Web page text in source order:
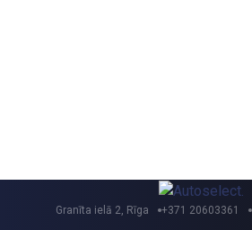
Granīta ielā 2, Rīga +371 20603361